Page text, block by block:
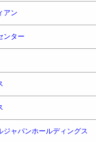
アン
ンター
ジャパンホールディングス